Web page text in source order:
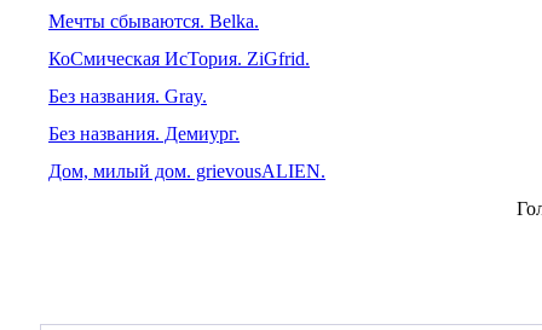
Мечты сбываются. Belka.
КоСмическая ИсТория. ZiGfrid.
Без названия. Gray.
Без названия. Демиург.
Дом, милый дом. grievousALIEN.